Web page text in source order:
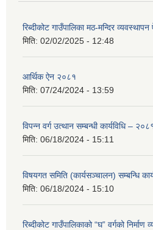
रिब्दीकोट गाउँपालिका मठ-मन्दिर
मिति: 02/02/2025 - 12:48
आर्थिक ऐन २०८१
मिति: 07/24/2024 - 13:59
विपन्न वर्ग उत्थान सम्बन्धी कार्यविधि –
मिति: 06/18/2024 - 15:11
विषयगत समिति (कार्यसञ्चालन) सम्बन्धि
मिति: 06/18/2024 - 15:10
रिब्दीकोट गाउँपालिकाको “घ” वर्गको